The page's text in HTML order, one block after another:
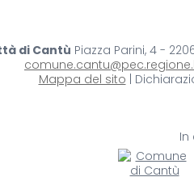
di Cantù Piazza Parini, 4 -
Mappa del sito |
In